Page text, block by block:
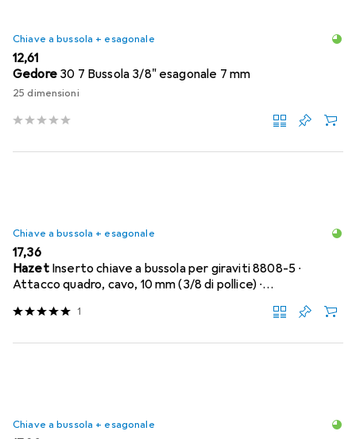
Chiave a bussola + esagonale
EUR
12,61
Gedore 30 7 Bussola 3/8" esagonale 7 mm
25 dimensioni
Chiave a bussola + esagonale
EUR
17,36
Hazet Inserto chiave a bussola per giraviti 8808-5 ∙
Attacco quadro, cavo, 10 mm (3/8 di pollice) ∙…
1
Chiave a bussola + esagonale